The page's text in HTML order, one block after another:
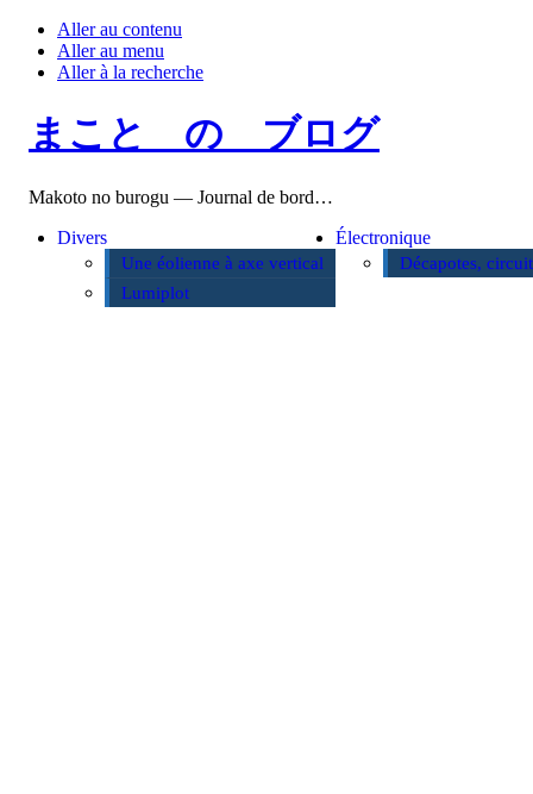
Aller au contenu
Aller au menu
Aller à la recherche
まこと の ブログ
Makoto no burogu — Journal de bord…
Divers
Une éolienne à axe vertical
Lumiplot
Électronique
Décapotes,